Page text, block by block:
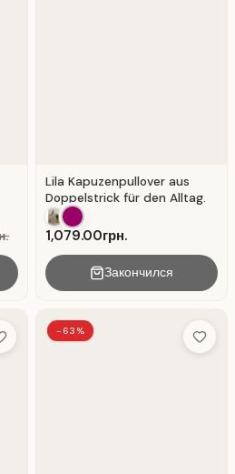
Lila Kapuzenpullover aus
Doppelstrick für den Alltag.
1,079.00грн.
Закончился
to Wish List
-63%
Add to